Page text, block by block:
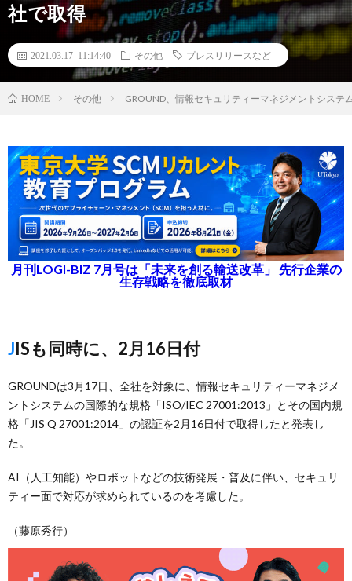
社で取得
2021.03.17 11:14:40 その他 プレスリリースなど
HOME その他 GROUND、情報セキュリティーマネジメントシステ
月刊LOGI-BIZ 7月号は「未来を創る輸送改革」 先行企業の
生存戦略を徹底取材
JISも同時に、2月16日付
GROUNDは3月17日、全社を対象に、情報セキュリティーマネジメ
ントシステムの国際的な規格「ISO/IEC 27001:2013」とその国内規
格「JIS Q 27001:2014」の認証を2月16日付で取得したと発表し
た。
AI（人工知能）やロボットなどの技術発展・普及に伴い、セキュリ
ティー面で対応が求められているのを考慮した。
（藤原秀行）